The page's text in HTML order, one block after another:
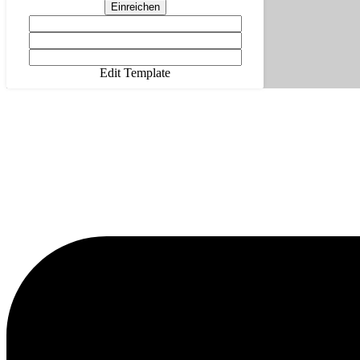
Einreichen
Edit Template